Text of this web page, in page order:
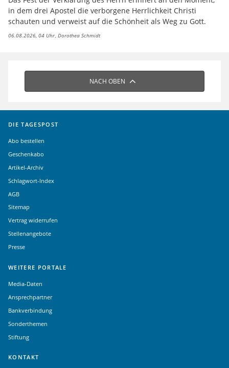
in dem drei Apostel die verborgene Herrlichkeit Christi
schauten und verweist auf die Schönheit als Weg zu Gott.
06.08.2026, 04 Uhr Dorothea Schmidt
NACH OBEN
DIE TAGESPOST
Abo bestellen
Geschenkabo
Artikel-Archiv
Schlagwort-Index
AGB
Sitemap
Vertrag widerrufen
Stellenangebote
Presse
WEITERE PORTALE
Media-Daten
Ansprechpartner
Bankverbindung
Sonderthemen
Stiftung
KONTAKT